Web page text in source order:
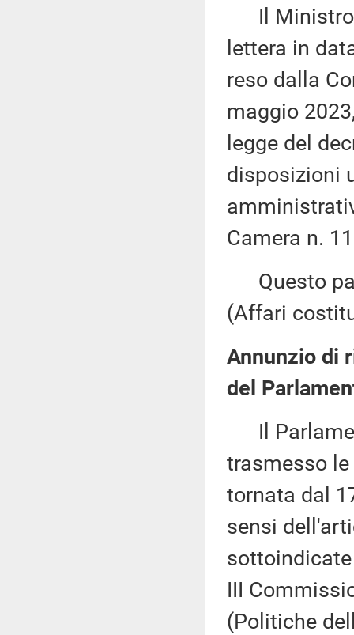
Il Ministro
lettera in
reso dalla
maggio
legge del
disposizioni
Camera n.
Questo
(Affari
Annunzio di
del
Il
trasmesso
tornata dal
sensi
III
(Politiche